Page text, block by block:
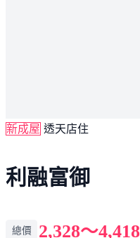
新成屋 透天店住
利融富御
總價 2,328～4,418